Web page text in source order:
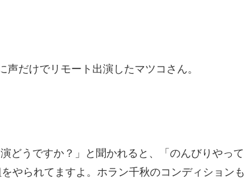
だけでリモート出演したマツコさん。
どうですか？」と聞かれると、「のんびりやって
やられてますよ。ホラン千秋のコンディションも